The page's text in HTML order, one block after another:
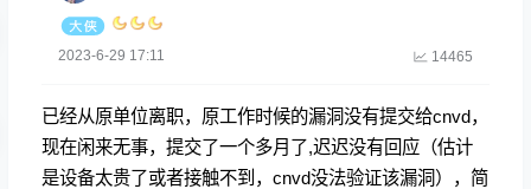
2023-6-29 17:11 14465
已经从原单位离职，原工作时候的漏洞没有提交给cnvd，
现在闲来无事，提交了一个多月了,迟迟没有回应（估计
是设备太贵了或者接触不到，cnvd没法验证该漏洞），简